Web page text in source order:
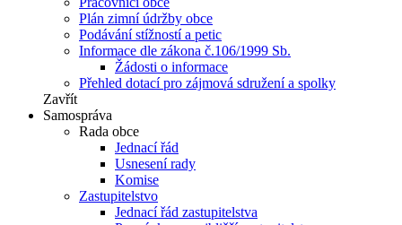
Plán zimní údržby obce
Podávání stížností a petic
Informace dle zákona č.106/1999 Sb.
Žádosti o informace
Přehled dotací pro zájmová sdružení a spolky
Zavřít
Samospráva
Rada obce
Jednací řád
Usnesení rady
Komise
Zastupitelstvo
Jednací řád zastupitelstva